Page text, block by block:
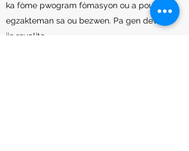
ka fòme pwogram fòmasyon ou a pou vize
egzakteman sa ou bezwen. Pa gen devine,
jis reyalite.